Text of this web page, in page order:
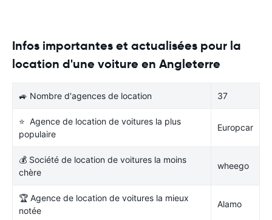
Infos importantes et actualisées pour la
location d'une voiture en Angleterre
🚙 Nombre d'agences de location 37
⭐ Agence de location de voitures la plus
populaire
Europcar
💰 Société de location de voitures la moins
chère
wheego
🏆 Agence de location de voitures la mieux
notée
Alamo